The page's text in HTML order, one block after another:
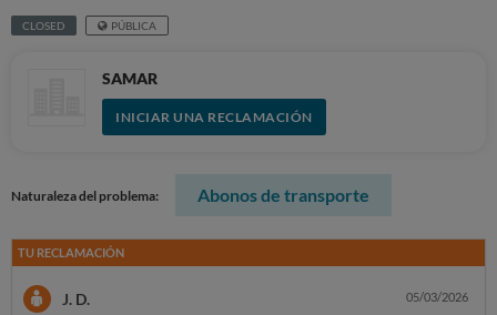
CLOSED PÚBLICA
SAMAR
INICIAR UNA RECLAMACIÓN
Naturaleza del problema: Abonos de transporte
TU RECLAMACIÓN
J. D. 05/03/2026